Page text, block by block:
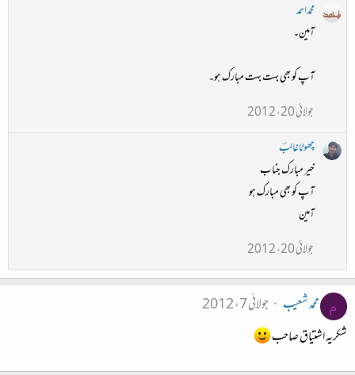
محمداحمد
آمین۔
آپ کو بھی بہت بہت مبارک ہو۔
جولائی 20، 2012
چھوٹاغالبؔ
خیر مبارک جناب
آپ کو بھی مبارک ہو
آمین
جولائی 20، 2012
م محمد شعیب
جولائی 7، 2012
شکریہ اشتیاق صاحب